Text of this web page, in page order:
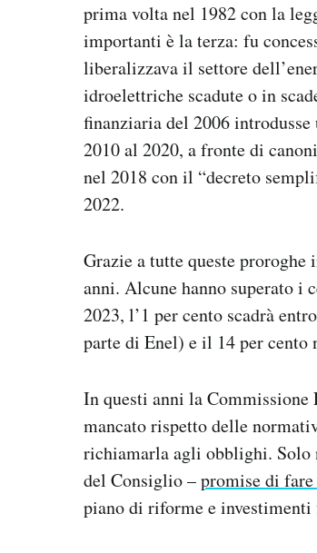
prima volta nel 1982 con la
importanti è la terza: fu
liberalizzava il settore
idroelettriche scadute o in
finanziaria del 2006 introdusse
2010 al 2020, a fronte di
nel 2018 con il “decreto
2022.
Grazie a tutte queste
anni. Alcune hanno superato i
2023, l’1 per cento scadrà
parte di Enel) e il 14 per cento
In questi anni la Commissione
mancato rispetto delle
richiamarla agli obblighi. Solo
del Consiglio –promise di
piano di riforme e